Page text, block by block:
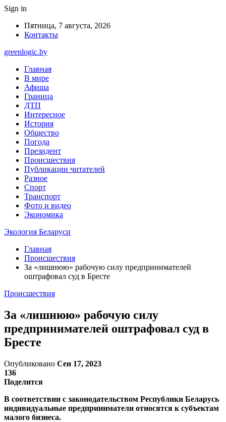
Sign in
Пятница, 7 августа, 2026
Контакты
greenlogic.by
Главная
В мире
Афиша
Граница
ДТП
Интересное
История
Общество
Погода
Президент
Происшествия
Публикации читателей
Разное
Спорт
Транспорт
Фото и видео
Экономика
Экология Беларуси
Главная
Происшествия
За «лишнюю» рабочую силу предпринимателей
оштрафовал суд в Бресте
Происшествия
За «лишнюю» рабочую силу
предпринимателей оштрафовал суд в
Бресте
Опубликовано Сен 17, 2023
136
Поделится
В соответствии с законодательством Республики Беларусь
индивидуальные предприниматели относятся к субъектам
малого бизнеса.